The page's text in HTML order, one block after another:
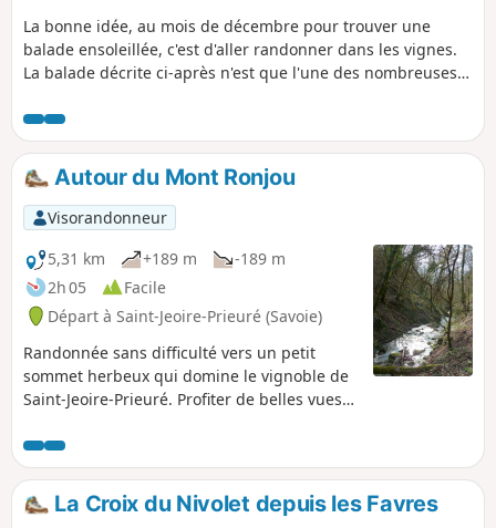
La bonne idée, au mois de décembre pour trouver une
balade ensoleillée, c'est d'aller randonner dans les vignes.
La balade décrite ci-après n'est que l'une des nombreuses
une infinité de variantes possibles.
Autour du Mont Ronjou
Visorandonneur
5,31 km
+189 m
-189 m
2h 05
Facile
Départ à Saint-Jeoire-Prieuré (Savoie)
Randonnée sans difficulté vers un petit
sommet herbeux qui domine le vignoble de
Saint-Jeoire-Prieuré. Profiter de belles vues
et sur la cluse de Chambéry. Il y a du
balisage et même des panneaux
directionnels mais pas sur l'ensemble de
l'itinéraire décrit.
La Croix du Nivolet depuis les Favres